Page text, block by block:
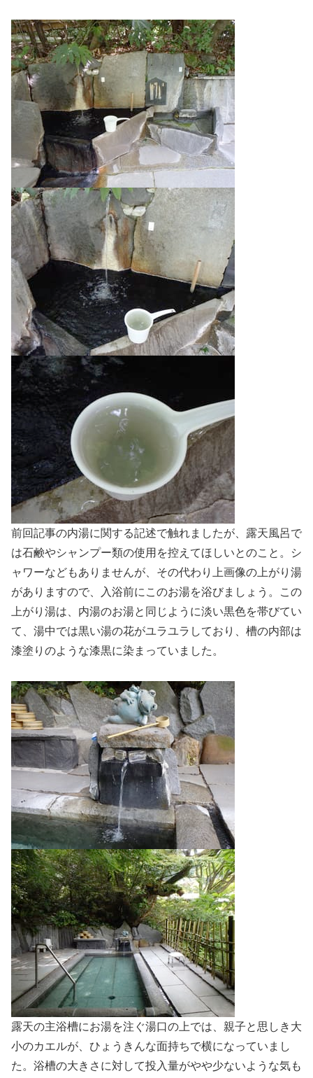
前回記事の内湯に関する記述で触れましたが、露天風呂で
は石鹸やシャンプー類の使用を控えてほしいとのこと。シ
ャワーなどもありませんが、その代わり上画像の上がり湯
がありますので、入浴前にこのお湯を浴びましょう。この
上がり湯は、内湯のお湯と同じように淡い黒色を帯びてい
て、湯中では黒い湯の花がユラユラしており、槽の内部は
漆塗りのような漆黒に染まっていました。
露天の主浴槽にお湯を注ぐ湯口の上では、親子と思しき大
小のカエルが、ひょうきんな面持ちで横になっていまし
た。浴槽の大きさに対して投入量がやや少ないような気も